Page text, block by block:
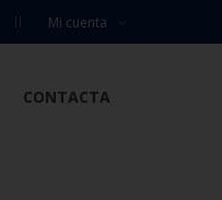
Mi cuenta
CONTACTA